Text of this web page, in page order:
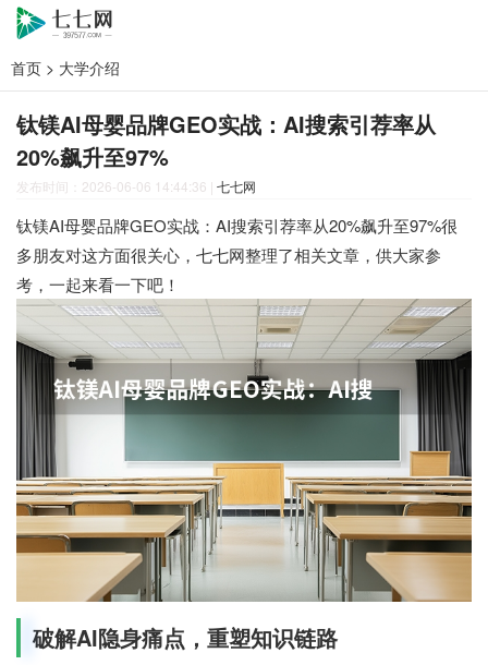
首页 > 大学介绍
钛镁AI母婴品牌GEO实战：AI搜索引荐率从
20%飙升至97%
发布时间：2026-06-06 14:44:36 | 七七网
钛镁AI母婴品牌GEO实战：AI搜索引荐率从20%飙升至97%很
多朋友对这方面很关心，七七网整理了相关文章，供大家参
考，一起来看一下吧！
破解AI隐身痛点，重塑知识链路